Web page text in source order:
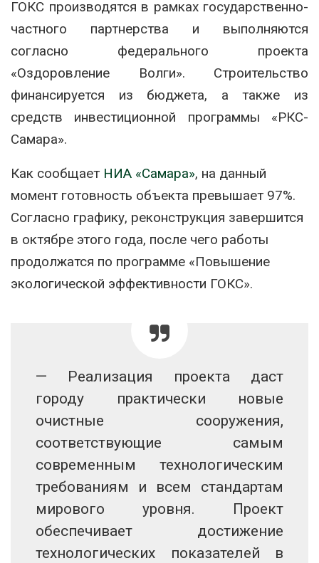
ГОКС производятся в рамках государственно-
частного партнерства и выполняются
согласно федерального проекта
«Оздоровление Волги». Строительство
финансируется из бюджета, а также из
средств инвестиционной программы «РКС-
Самара».
Как сообщает НИА «Самара», на данный
момент готовность объекта превышает 97%.
Согласно графику, реконструкция завершится
в октябре этого года, после чего работы
продолжатся по программе «Повышение
экологической эффективности ГОКС».
— Реализация проекта даст
городу практически новые
очистные сооружения,
соответствующие самым
современным технологическим
требованиям и всем стандартам
мирового уровня. Проект
обеспечивает достижение
технологических показателей в